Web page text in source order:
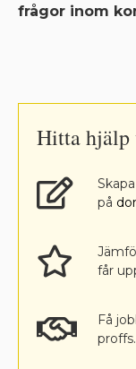
frågor inom
Hitta hjälp
på
får
Få
proffs.